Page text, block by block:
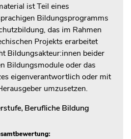
ist Teil eines
Bildungsprogramms
das im Rahmen
Projekts erarbeitet
Bildungsakteur:innen beider
Bildungsmodule oder das
eigenverantwortlich oder mit
umzusetzen.
, Berufliche Bildung